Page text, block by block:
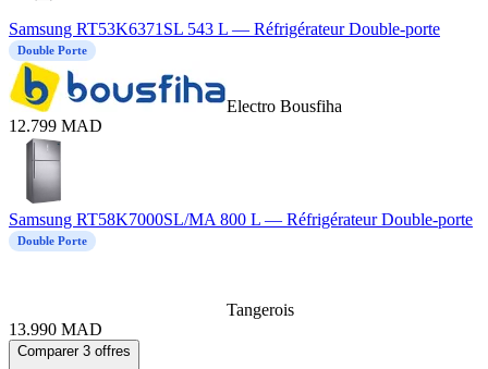
Samsung RT53K6371SL 543 L — Réfrigérateur Double-porte
Double Porte
Electro Bousfiha
12.799 MAD
Samsung RT58K7000SL/MA 800 L — Réfrigérateur Double-porte
Double Porte
Tangerois
13.990 MAD
Comparer 3 offres